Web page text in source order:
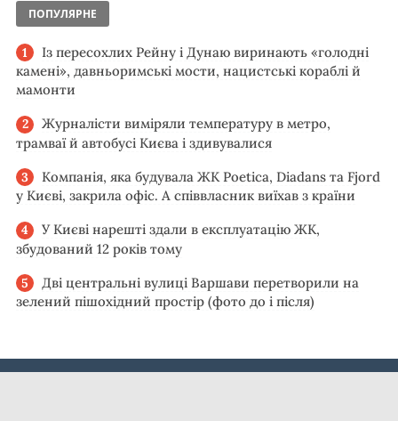
ПОПУЛЯРНЕ
Із пересохлих Рейну і Дунаю виринають «голодні
камені», давньоримські мости, нацистські кораблі й
мамонти
Журналісти виміряли температуру в метро,
трамваї й автобусі Києва і здивувалися
Компанія, яка будувала ЖК Poetica, Diadans та Fjord
у Києві, закрила офіс. А співвласник виїхав з країни
У Києві нарешті здали в експлуатацію ЖК,
збудований 12 років тому
Дві центральні вулиці Варшави перетворили на
зелений пішохідний простір (фото до і після)